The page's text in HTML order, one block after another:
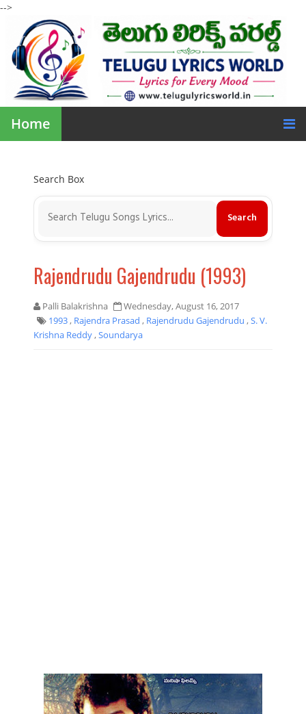
-->
Home
Search Box
Rajendrudu Gajendrudu (1993)
Palli Balakrishna
Wednesday, August 16, 2017
1993, Rajendra Prasad , Rajendrudu Gajendrudu ,S. V.
Krishna Reddy,Soundarya